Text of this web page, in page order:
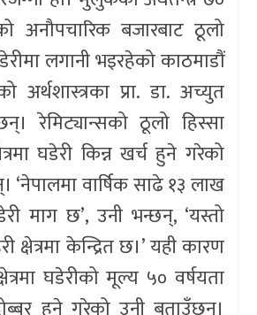
अनौपचारिक बजारबाट ठूलो
लगानी भइरहेको काठमाडौं
अर्थशास्त्रका प्रा. डा. अच्युत
रेमिट्यान्सको ठूलो हिस्सा
घडेरी किन्न खर्च हुने गरेको
‘नेपालमा वार्षिक साढे १३ लाख
माग छ’, उनी भन्छन्, ‘यस्तो
क्षेत्रमा केन्द्रित छ।’ यही कारण
घडेरीको मूल्य ५० वर्षयता